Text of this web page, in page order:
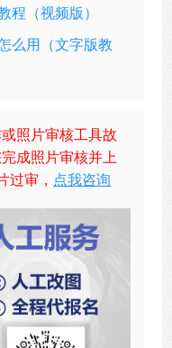
程（视频版）
么用（文字版教
照片审核工具故
成照片审核并上
过审， 点我咨询